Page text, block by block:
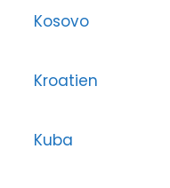
Kosovo
Kroatien
Kuba